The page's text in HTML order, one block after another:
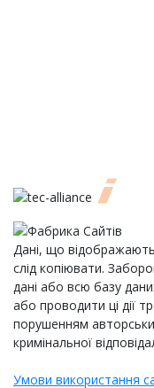
Дані, що
слід копіювати.
дані або всю базу
або проводити ці дії
порушенням
кримінальної
Умови використання